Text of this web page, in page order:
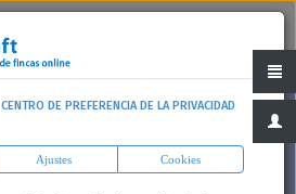
CENTRO DE PREFERENCIA DE LA PRIVACIDAD
Ajustes Cookies